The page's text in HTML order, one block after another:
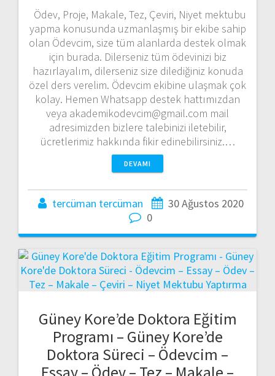
Ödev, Proje, Makale, Tez, Çeviri, Niyet mektubu
yapma konusunda uzmanlaşmış bir ekibe sahip
olan Ödevcim, size tüm alanlarda destek olmak
için burada. Dilerseniz tüm ödevinizi biz
hazırlayalım, dilerseniz size dilediğiniz konuda
özel ders verelim. Ödevcim ekibine ulaşmak çok
kolay. Hemen Whatsapp destek hattımızdan
veya akademikodevcim@gmail.com mail
adresimizden bizlere talebinizi iletebilir,
ücretlerimiz hakkında fikir edinebilirsiniz.…
DEVAMI
tercüman tercüman
30 Ağustos 2020
0
Güney Kore’de Doktora Eğitim
Programı – Güney Kore’de
Doktora Süreci – Ödevcim –